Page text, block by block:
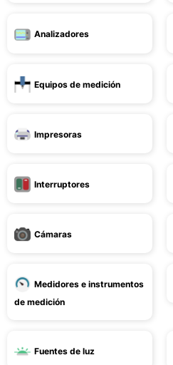
Analizadores
Equipos de medición
Impresoras
Interruptores
Cámaras
Medidores e instrumentos
de medición
Fuentes de luz